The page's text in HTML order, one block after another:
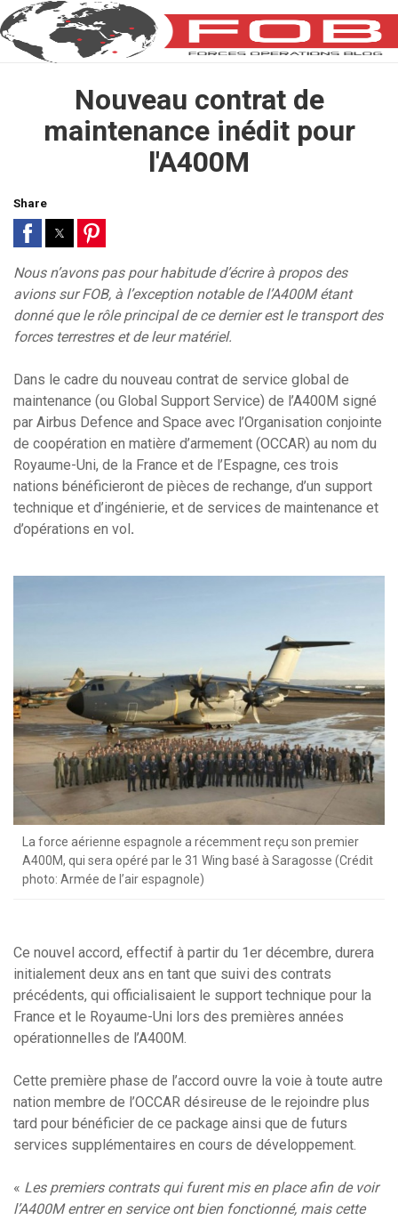
Nouveau contrat de
maintenance inédit pour
l'A400M
Share
Nous n’avons pas pour habitude d’écrire à propos des
avions sur FOB, à l’exception notable de l’A400M étant
donné que le rôle principal de ce dernier est le transport des
forces terrestres et de leur matériel.
Dans le cadre du nouveau contrat de service global de
maintenance (ou Global Support Service) de l’A400M signé
par Airbus Defence and Space avec l’Organisation conjointe
de coopération en matière d’armement (OCCAR) au nom du
Royaume-Uni, de la France et de l’Espagne, ces trois
nations bénéficieront de pièces de rechange, d’un support
technique et d’ingénierie, et de services de maintenance et
d’opérations en vol .
La force aérienne espagnole a récemment reçu son premier
A400M, qui sera opéré par le 31 Wing basé à Saragosse (Crédit
photo: Armée de l’air espagnole)
Ce nouvel accord, effectif à partir du 1er décembre, durera
initialement deux ans en tant que suivi des contrats
précédents, qui officialisaient le support technique pour la
France et le Royaume-Uni lors des premières années
opérationnelles de l’A400M.
Cette première phase de l’accord ouvre la voie à toute autre
nation membre de l’OCCAR désireuse de le rejoindre plus
tard pour bénéficier de ce package ainsi que de futurs
services supplémentaires en cours de développement.
« Les premiers contrats qui furent mis en place afin de voir
l’A400M entrer en service ont bien fonctionné, mais cette